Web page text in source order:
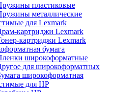
пластиковые
металлические
для Lexmark
картриджи Lexmark
картриджи Lexmark
бумага
широкоформатные
для широкоформатных
широкоформатная
для HP